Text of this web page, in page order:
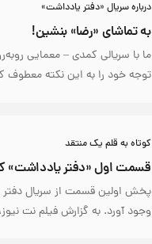
درباره سریال «دفتر یادداشت»
به تماشای «رضا» بنشین!
ما با سریالی کمدی – معمایی
توجه خود را به این نکته معطوف
کوتاه به قلم یک منتقد
قسمت اول «دفتر یادداشت»
پخش اولین قسمت از سریال
وجود آورد. به گزارش فیلم نت